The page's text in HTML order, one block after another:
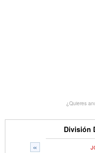
¿Quieres
División
«